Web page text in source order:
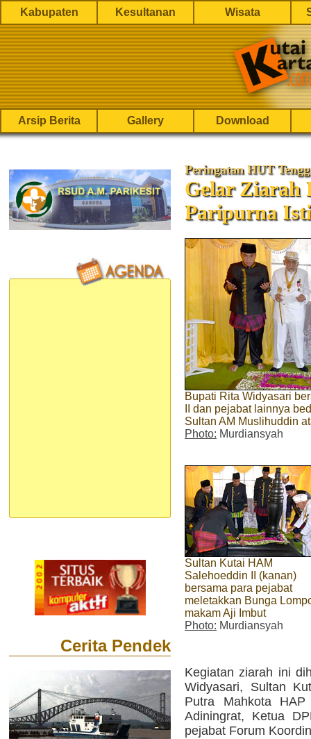
Kabupaten Kesultanan Wisata
Arsip Berita Gallery Download
Cerita Pendek
Peringatan HUT
Gelar Ziarah
Paripurna
Bupati Rita Widyasari
II dan pejabat lainnya
Sultan AM Muslihuddin
Photo: Murdiansyah
Sultan Kutai HAM
Salehoeddin II (kanan)
bersama para pejabat
meletakkan Bunga
makam Aji Imbut
Photo: Murdiansyah
Kegiatan ziarah ini
Widyasari, Sultan
Putra Mahkota
Adiningrat, Ketua
pejabat Forum